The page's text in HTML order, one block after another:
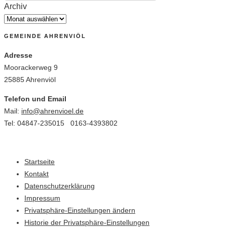
Archiv
GEMEINDE AHRENVIÖL
Adresse
Moorackerweg 9
25885 Ahrenviöl
Telefon und Email
Mail: info@ahrenvioel.de
Tel: 04847-235015 0163-4393802
Startseite
Kontakt
Datenschutzerklärung
Impressum
Privatsphäre-Einstellungen ändern
Historie der Privatsphäre-Einstellungen